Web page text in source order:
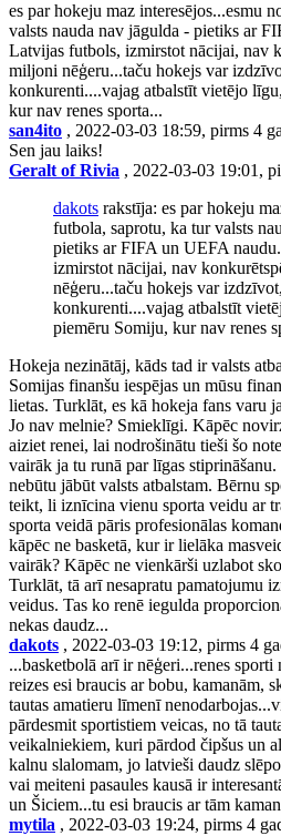
es par hokeju maz interesējos...esmu
valsts nauda nav jāgulda - pietiks ar
Latvijas futbols, izmirstot nācijai, nav
miljoni nēģeru...taču hokejs var
konkurenti....vajag atbalstīt vietējo
kur nav renes sporta...
san4ito , 2022-03-03 18:59, pirms 4
Sen jau laiks!
Geralt of Rivia , 2022-03-03 19:01,
dakots rakstīja: es par hokeju
futbola, saprotu, ka tur valsts
pietiks ar FIFA un UEFA
izmirstot nācijai, nav
nēģeru...taču hokejs var
konkurenti....vajag atbalstīt
piemēru Somiju, kur nav renes
Hokeja nezinātāj, kāds tad ir valsts
Somijas finanšu iespējas un mūsu
lietas. Turklāt, es kā hokeja fans varu
Jo nav melnie? Smieklīgi. Kāpēc
aiziet renei, lai nodrošinātu tieši šo
vairāk ja tu runā par līgas
nebūtu jābūt valsts atbalstam. Bērnu
teikt, li iznīcina vienu sporta veidu ar
sporta veidā pāris profesionālas
kāpēc ne basketā, kur ir lielāka
vairāk? Kāpēc ne vienkārši uzlabot
Turklāt, tā arī nesapratu pamatojumu
veidus. Tas ko renē iegulda
nekas daudz...
dakots , 2022-03-03 19:12, pirms 4
...basketbolā arī ir nēģeri...renes
reizes esi braucis ar bobu, kamanām,
tautas amatieru līmenī
pārdesmit sportistiem veicas, no tā
veikalniekiem, kuri pārdod čipšus un
kalnu slalomam, jo latvieši daudz
vai meiteni pasaules kausā ir
un Šiciem...tu esi braucis ar tām
mytila , 2022-03-03 19:24, pirms 4